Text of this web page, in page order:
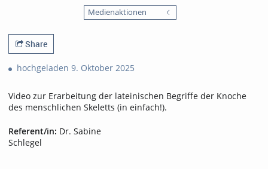
Medienaktionen
Share
hochgeladen 9. Oktober 2025
Video zur Erarbeitung der lateinischen Begriffe der Knoche
des menschlichen Skeletts (in einfach!).
Referent/in: Dr. Sabine
Schlegel